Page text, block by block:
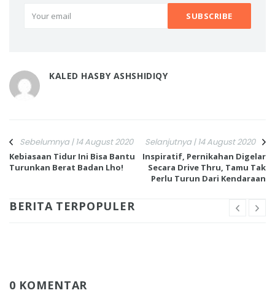
KALED HASBY ASHSHIDIQY
Sebelumnya | 14 August 2020
Kebiasaan Tidur Ini Bisa Bantu
Turunkan Berat Badan Lho!
Selanjutnya | 14 August 2020
Inspiratif, Pernikahan Digelar
Secara Drive Thru, Tamu Tak
Perlu Turun Dari Kendaraan
BERITA TERPOPULER
0 KOMENTAR